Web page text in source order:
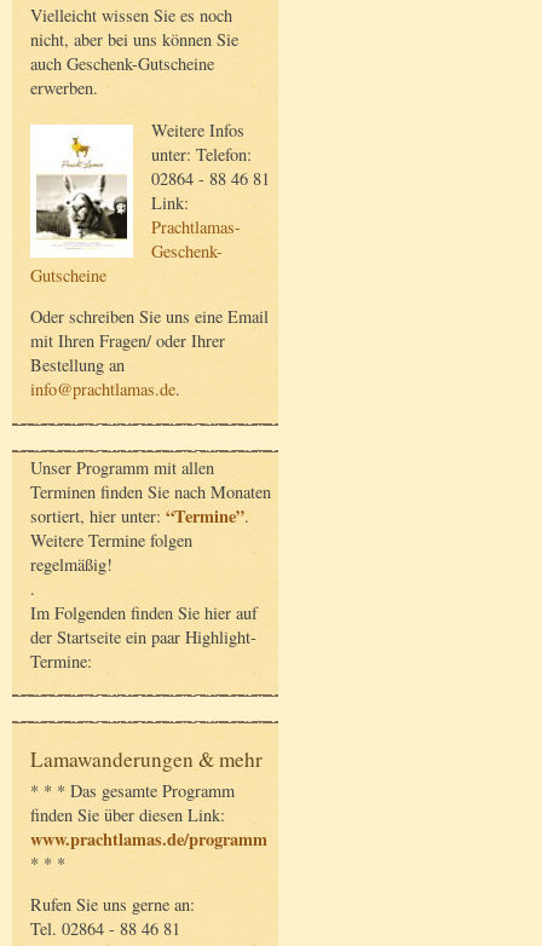
Vielleicht wissen Sie es noch
nicht, aber bei uns können Sie
auch Geschenk-Gutscheine
erwerben.
Weitere Infos
unter: Telefon:
02864 - 88 46 81
Link:
Prachtlamas-
Geschenk-
Gutscheine
Oder schreiben Sie uns eine Email
mit Ihren Fragen/ oder Ihrer
Bestellung an
info@prachtlamas.de.
Unser Programm mit allen
Terminen finden Sie nach Monaten
sortiert, hier unter: “Termine”.
Weitere Termine folgen
regelmäßig!
.
Im Folgenden finden Sie hier auf
der Startseite ein paar Highlight-
Termine:
Lamawanderungen & mehr
* * * Das gesamte Programm
finden Sie über diesen Link:
www.prachtlamas.de/programm
* * *
Rufen Sie uns gerne an:
Tel. 02864 - 88 46 81